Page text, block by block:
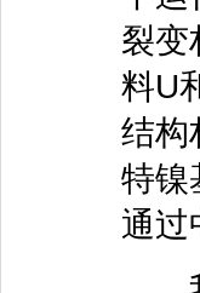
裂变
料U
结构
特镍
通过